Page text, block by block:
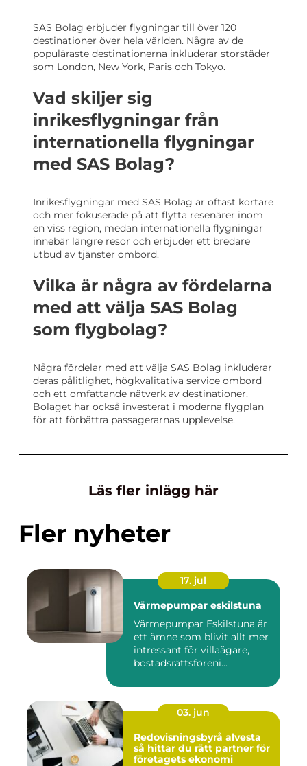
SAS Bolag erbjuder flygningar till över 120
destinationer över hela världen. Några av de
populäraste destinationerna inkluderar storstäder
som London, New York, Paris och Tokyo.
Vad skiljer sig
inrikesflygningar från
internationella flygningar
med SAS Bolag?
Inrikesflygningar med SAS Bolag är oftast kortare
och mer fokuserade på att flytta resenärer inom
en viss region, medan internationella flygningar
innebär längre resor och erbjuder ett bredare
utbud av tjänster ombord.
Vilka är några av fördelarna
med att välja SAS Bolag
som flygbolag?
Några fördelar med att välja SAS Bolag inkluderar
deras pålitlighet, högkvalitativa service ombord
och ett omfattande nätverk av destinationer.
Bolaget har också investerat i moderna flygplan
för att förbättra passagerarnas upplevelse.
Läs fler inlägg här
Fler nyheter
17. jul
Värmepumpar eskilstuna
Värmepumpar Eskilstuna är
ett ämne som blivit allt mer
intressant för villaägare,
bostadsrättsföreni...
03. jun
Redovisningsbyrå alvesta
så hittar du rätt partner för
företagets ekonomi